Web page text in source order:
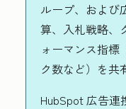
ループ、および
算、入札戦略、
ォーマンス指標
ク数など）を共
HubSpot 広告連